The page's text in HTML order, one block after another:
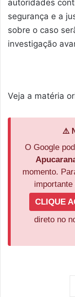
autoridades
segurança e a
sobre o caso
investigação
Veja a matéria
⚠️
O Google
momento.
CLIQUE
direto no